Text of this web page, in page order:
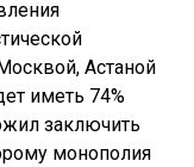
Астаной
иметь 74%
заключить
монополия